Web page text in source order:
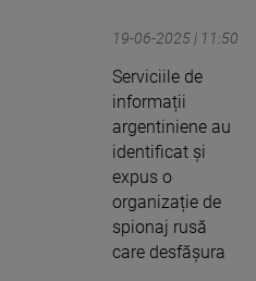
19-06-2025 | 11:50
Serviciile de
informații
argentiniene au
identificat și
expus o
organizație de
spionaj rusă
care desfășura